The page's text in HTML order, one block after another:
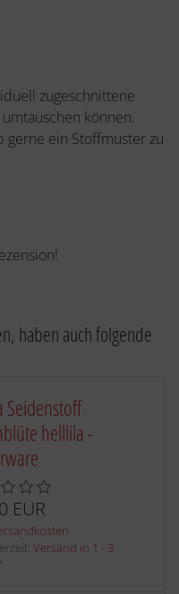
zugeschnittene
können.
gerne ein Stoffmuster zu
haben auch folgende
Seidenstoff
helllila -
EUR
Versand in 1 - 3
*